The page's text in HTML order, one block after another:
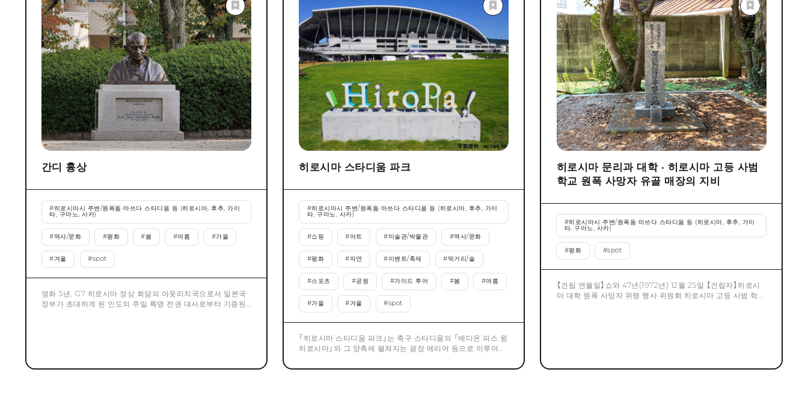
간디 흉상
#히로시마시 주변/원폭돔·마쓰다 스타디움 등 (히로시마, 후추, 가이
타, 구마노, 사카)
#역사/문화 #평화 #봄 #여름 #가을
#겨울 #spot
영화 5년, G7 히로시마 정상 회담의 아웃리치국으로서 일본국
정부가 초대하게 된 인도의 주일 특명 전권 대사로부터 기증된,
히로시마 스타디움 파크
#히로시마시 주변/원폭돔·마쓰다 스타디움 등 (히로시마, 후추, 가이
타, 구마노, 사카)
#쇼핑 #아트 #미술관/박물관 #역사/문화
#평화 #자연 #이벤트/축제 #먹거리/술
#스포츠 #공원 #가이드 투어 #봄 #여름
#가을 #겨울 #spot
「히로시마 스타디움 파크」는 축구 스타디움의 「에디온 피스 윙
히로시마」와 그 양측에 펼쳐지는 광장 에리어 등으로 이루어진,
일에는 상업 시설 「HiroPa(히로파)」가 오픈. 다수의 나카시코
히로시마 문리과 대학 · 히로시마 고등 사범
학교 원폭 사망자 유골 매장의 지비
#히로시마시 주변/원폭돔·마쓰다 스타디움 등 (히로시마, 후추, 가이
타, 구마노, 사카)
#평화 #spot
【건립 연월일】쇼와 47년(1972년) 12월 25일 【건립자】히로시
마 대학 원폭 사망자 위령 행사 위원회 히로시마 고등 사범 학교
이 건설되어 철 덮개가 발견되었지만, 유골은 완전히 토화되어